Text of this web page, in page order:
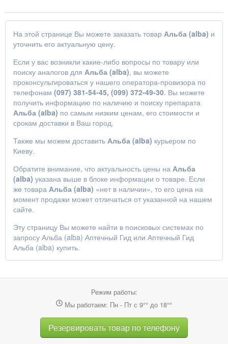
На этой странице Вы можете заказать товар Альба (alba) и
уточнить его актуальную цену.
Если у вас возникли какие-либо вопросы по товару или
поиску аналогов для Альба (alba), вы можете
проконсультироваться у нашего оператора-провизора по
телефонам (097) 381-54-45, (099) 372-49-30. Вы можете
получить информацию по наличию и поиску препарата
Альба (alba) по самым низким ценам, его стоимости и
срокам доставки в Ваш город.
Также мы можем доставить Альба (alba) курьером по
Киеву.
Обратите внимание, что актуальность цены на Альба
(alba) указана выше в блоке информации о товаре. Если
же товара Альба (alba) «нет в наличии», то его цена на
момент продажи может отличаться от указанной на нашем
сайте.
Эту страницу Вы можете найти в поисковых системах по
запросу Альба (alba) Аптечный Гид или Аптечный Гид
Альба (alba) купить.
Режим работы:
Мы работаем: Пн - Пт с 9°° до 18°°
Резервировать товар по телефону